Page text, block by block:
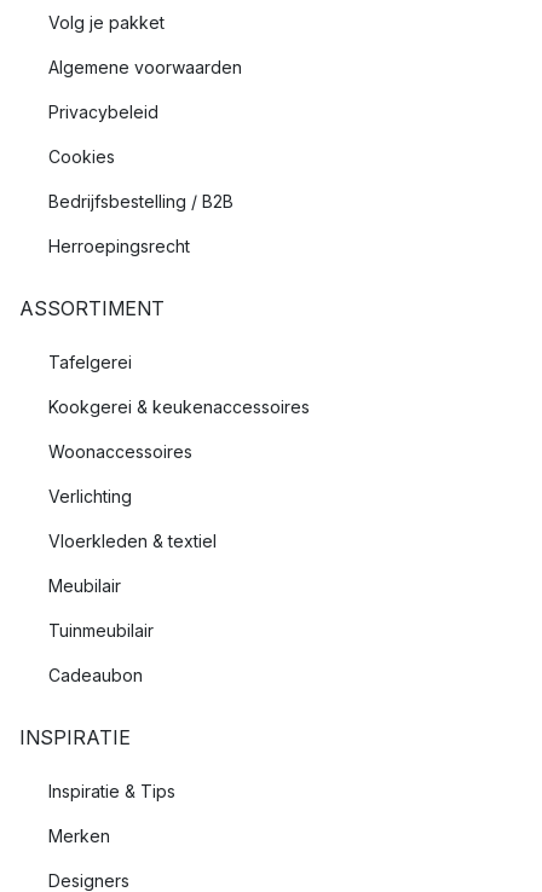
Volg je pakket
Algemene voorwaarden
Privacybeleid
Cookies
Bedrijfsbestelling / B2B
Herroepingsrecht
ASSORTIMENT
Tafelgerei
Kookgerei & keukenaccessoires
Woonaccessoires
Verlichting
Vloerkleden & textiel
Meubilair
Tuinmeubilair
Cadeaubon
INSPIRATIE
Inspiratie & Tips
Merken
Designers